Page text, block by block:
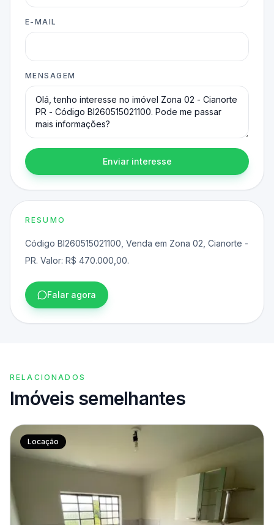
E-MAIL
MENSAGEM
Enviar interesse
RESUMO
Código BI260515021100, Venda em Zona 02, Cianorte -
PR. Valor: R$ 470.000,00.
Falar agora
RELACIONADOS
Imóveis semelhantes
Locação